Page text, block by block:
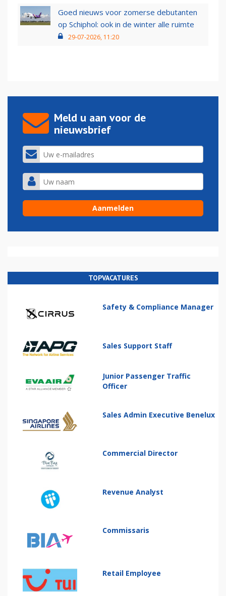
Goed nieuws voor zomerse debutanten
op Schiphol: ook in de winter alle ruimte
29-07-2026, 11:20
Meld u aan voor de
nieuwsbrief
TOPVACATURES
Safety & Compliance Manager
Sales Support Staff
Junior Passenger Traffic
Officer
Sales Admin Executive Benelux
Commercial Director
Revenue Analyst
Commissaris
Retail Employee